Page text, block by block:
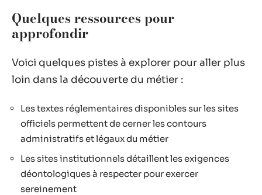
Quelques ressources pour
approfondir
Voici quelques pistes à explorer pour aller plus
loin dans la découverte du métier :
Les textes réglementaires disponibles sur les sites
officiels permettent de cerner les contours
administratifs et légaux du métier
Les sites institutionnels détaillent les exigences
déontologiques à respecter pour exercer
sereinement